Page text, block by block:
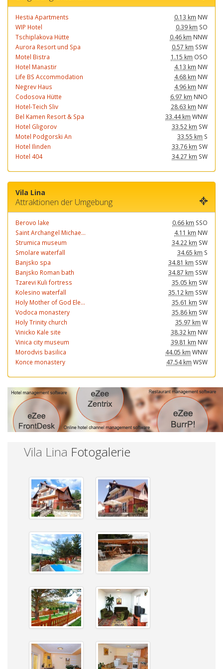
Hestia Apartments 0.13 km NW
WIP Hotel
0.39 km SO
Tschiplakova Hütte
0.46 km NNW
Aurora Resort und Spa
0.57 km SSW
Motel Bistra
1.15 km OSO
Hotel Manastir
4.13 km NW
Life BS Accommodation
4.68 km NW
Negrev Haus
4.96 km NW
Codosova Hütte
6.97 km NNO
Hotel-Teich Sliv
28.63 km NW
Bel Kamen Resort & Spa
33.44 km WNW
Hotel Gligorov
33.52 km SW
Motel Podgorski An
33.55 km S
Hotel Ilinden
33.76 km SW
Hotel 404
34.27 km SW
Vila Lina
Attraktionen der Umgebung
Berovo lake 0.66 km SSO
Saint Archangel Michae...
4.11 km NW
Strumica museum
34.22 km SW
Smolare waterfall
34.65 km S
Banjsko spa
34.81 km SSW
Banjsko Roman bath
34.87 km SSW
Tzarevi Kuli fortress
35.05 km SW
Kolesino waterfall
35.12 km SSW
Holy Mother of God Ele...
35.61 km SW
Vodoca monastery
35.86 km SW
Holy Trinity church
35.97 km W
Vinicko Kale site
38.32 km NW
Vinica city museum
39.81 km NW
Morodvis basilica
44.05 km WNW
Konce monastery
47.54 km WSW
Vila Lina Fotogalerie